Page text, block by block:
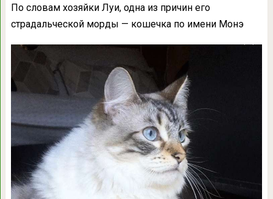
По словам хозяйки Луи, одна из причин его
страдальческой морды — кошечка по имени Монэ